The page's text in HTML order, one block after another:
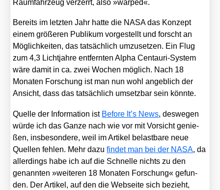
Raum­fahr­zeug ver­zerrt, also »war­ped«.
Bereits im letz­ten Jahr hat­te die NASA das Kon­zept
einem grö­ße­ren Publi­kum vor­ge­stellt und forscht an
Mög­lich­kei­ten, das tat­säch­lich umzu­set­zen. Ein Flug
zum 4,3 Licht­jah­re ent­fern­ten Alpha Cen­tau­ri-Sys­tem
wäre damit in ca. zwei Wochen mög­lich. Nach 18
Mona­ten For­schung ist man nun wohl angeb­lich der
Ansicht, dass das tat­säch­lich umsetz­bar sein könn­te.
Quel­le der Infor­ma­ti­on ist Befo­re It’s News, des­we­gen
wür­de ich das Gan­ze nach wie vor mit Vor­sicht genie­
ßen, ins­be­son­de­re, weil im Arti­kel belast­ba­re neue
Quel­len feh­len. Mehr dazufin­det man bei der NASA, da
aller­dings habe ich auf die Schnel­le nichts zu den
genann­ten »wei­te­ren 18 Mona­ten For­schung« gefun­
den. Der Arti­kel, auf den die Web­sei­te sich bezieht,